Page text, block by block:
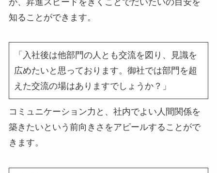
知ることができます。
「入社後は他部門の人とも交流を図り、見識を
広めたいと思っております。御社では部門を超
えた交流の場はありますでしょうか？」
コミュニケーション力と、社内でよい人間関係を
築きたいという前向きさをアピールすることがで
きます。